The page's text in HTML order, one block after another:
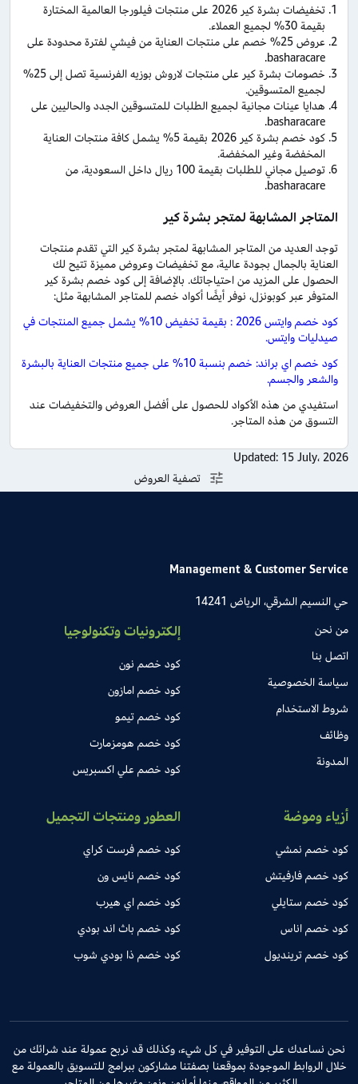
تخفيضات بشرة كير 2026 على منتجات فيلورجا العالمية المختارة
بقيمة 30% لجميع العملاء.
عروض 25% خصم على منتجات العناية من فيشي لفترة محدودة على
basharacare.
خصومات بشرة كير على منتجات لاروش بوزيه الفرنسية تصل إلى 25%
لجميع المتسوقين.
هدايا عينات مجانية لجميع الطلبات للمتسوقين الجدد والحاليين على
basharacare.
كود خصم بشرة كير 2026 بقيمة 5% يشمل كافة منتجات العناية
المخفضة وغير المخفضة.
توصيل مجاني للطلبات بقيمة 100 ريال داخل السعودية، من
basharacare.
المتاجر المشابهة لمتجر بشرة كير
توجد العديد من المتاجر المشابهة لمتجر بشرة كير التي تقدم منتجات
العناية بالجمال بجودة عالية، مع تخفيضات وعروض مميزة تتيح لك
الحصول على المزيد من احتياجاتك. بالإضافة إلى كود خصم بشرة كير
المتوفر عبر كوبونزل، نوفر أيضًا أكواد خصم للمتاجر المشابهة مثل:
كود خصم وايتس 2026 : بقيمة تخفيض 10% يشمل جميع المنتجات في
صيدليات وايتس.
كود خصم اي براند: خصم بنسبة 10% على جميع منتجات العناية بالبشرة
والشعر والجسم.
استفيدي من هذه الأكواد للحصول على أفضل العروض والتخفيضات عند
التسوق من هذه المتاجر.
Updated: 15 July، 2026
تصفية العروض
Management & Customer Service
حي النسيم الشرقي، الرياض 14241
من نحن
اتصل بنا
سياسة الخصوصية
شروط الاستخدام
وظائف
المدونة
إلكترونيات وتكنولوجيا
كود خصم نون
كود خصم امازون
كود خصم تيمو
كود خصم هومزمارت
كود خصم علي اكسبريس
أزياء وموضة
كود خصم نمشي
كود خصم فارفيتش
كود خصم ستايلي
كود خصم اناس
كود خصم ترينديول
العطور ومنتجات التجميل
كود خصم فرست كراي
كود خصم نايس ون
كود خصم اي هيرب
كود خصم باث اند بودي
كود خصم ذا بودي شوب
نحن نساعدك على التوفير في كل شيء، وكذلك قد نربح عمولة عند شرائك من
خلال الروابط الموجودة بموقعنا بصفتنا مشاركون ببرامج للتسويق بالعمولة مع